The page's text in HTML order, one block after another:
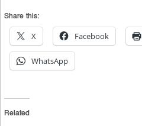
Share this:
X Facebook
WhatsApp
Related